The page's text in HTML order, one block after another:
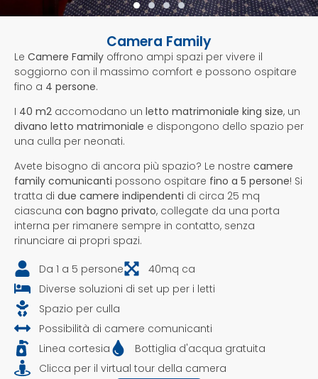
Camera Family
Le Camere Family offrono ampi spazi per vivere il
soggiorno con il massimo comfort e possono ospitare
fino a 4 persone.
I 40 m2 accomodano un letto matrimoniale king size, un
divano letto matrimoniale e dispongono dello spazio per
una culla per neonati.
Avete bisogno di ancora più spazio? Le nostre camere
family comunicanti possono ospitare fino a 5 persone! Si
tratta di due camere indipendenti di circa 25 mq
ciascuna con bagno privato, collegate da una porta
interna per rimanere sempre in contatto, senza
rinunciare ai propri spazi.
Da 1 a 5 persone
40mq ca
Diverse soluzioni di set up per i letti
Spazio per culla
Possibilità di camere comunicanti
Linea cortesia
Bottiglia d'acqua gratuita
Clicca per il virtual tour della camera